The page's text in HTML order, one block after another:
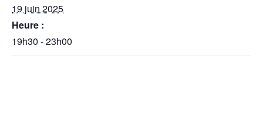
19 juin 2025
Heure :
19h30 - 23h00